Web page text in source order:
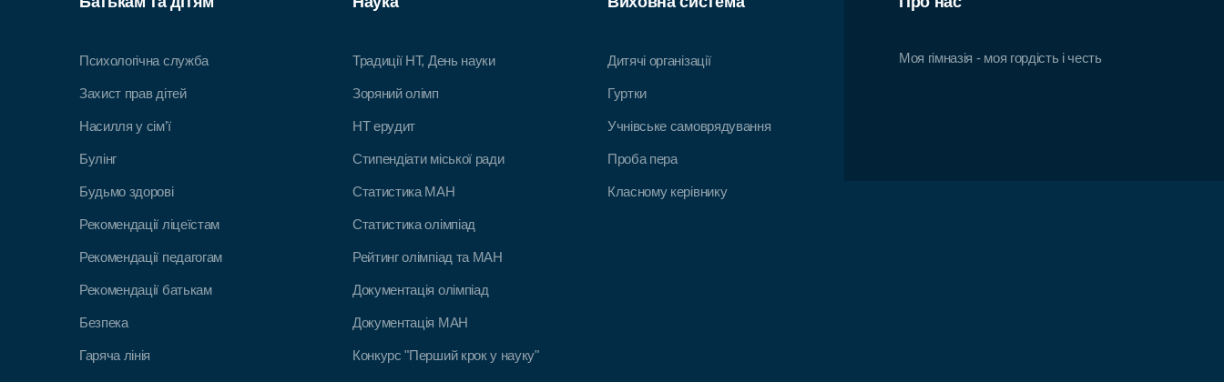
Психологічна служба
Захист прав дітей
Насилля у сім’ї
Булінг
Будьмо здорові
Рекомендації ліцеїстам
Рекомендації педагогам
Рекомендації батькам
Безпека
Гаряча лінія
Традиції НТ, День науки
Зоряний олімп
НТ ерудит
Стипендіати міської ради
Статистика МАН
Статистика олімпіад
Рейтинг олімпіад та МАН
Документація олімпіад
Документація МАН
Конкурс "Перший крок у науку"
Дитячі організації
Гуртки
Учнівське самоврядування
Проба пера
Класному керівнику
Моя гімназія - моя гордість і честь